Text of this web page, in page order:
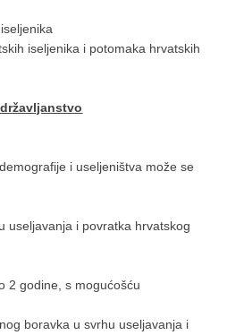
iseljenika i potomaka hrvatskih
i useljeništva može se
useljavanja i povratka hrvatskog
2 godine, s mogućošću
boravka u svrhu useljavanja i